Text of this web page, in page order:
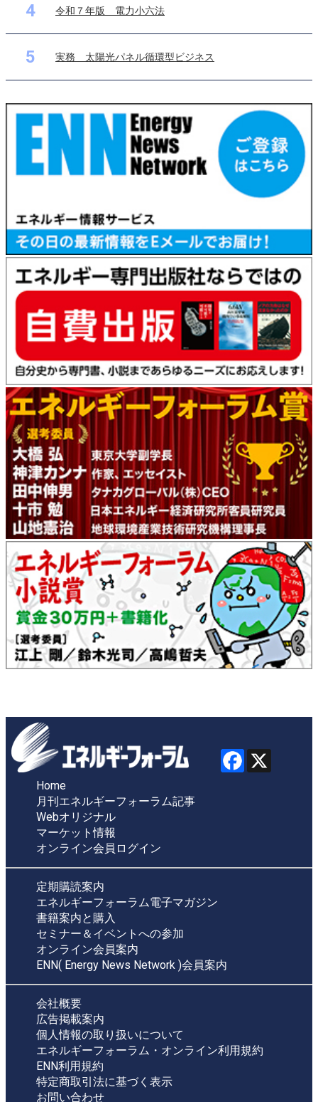
4 令和７年版 電力小六法
5 実務 太陽光パネル循環型ビジネス
Home
月刊エネルギーフォーラム記事
Webオリジナル
マーケット情報
オンライン会員ログイン
定期購読案内
エネルギーフォーラム電子マガジン
書籍案内と購入
セミナー＆イベントへの参加
オンライン会員案内
ENN( Energy News Network )会員案内
会社概要
広告掲載案内
個人情報の取り扱いについて
エネルギーフォーラム・オンライン利用規約
ENN利用規約
特定商取引法に基づく表示
お問い合わせ